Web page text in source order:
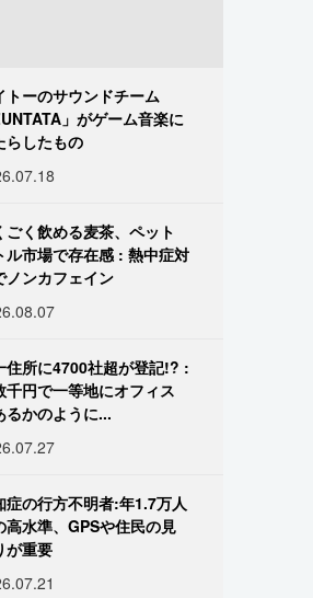
トーのサウンドチーム
」がゲーム音楽に
らしたもの
ごく飲める麦茶、ペット
ル市場で存在感 : 熱中症対
ノンカフェイン
住所に4700社超が登記!? :
千円で一等地にオフィス
るかのように...
症の行方不明者:年1.7万人
高水準、GPSや住民の見
が重要